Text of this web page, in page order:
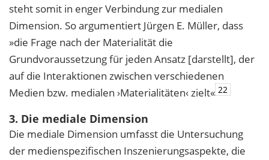
steht somit in enger Verbindung zur medialen
Dimension. So argumentiert Jürgen E. Müller, dass
»die Frage nach der Materialität die
Grundvoraussetzung für jeden Ansatz [darstellt], der
auf die Interaktionen zwischen verschiedenen
Medien bzw. medialen ›Materialitäten‹ zielt« 22
3. Die mediale Dimension
Die mediale Dimension umfasst die Untersuchung
der medienspezifischen Inszenierungsaspekte, die